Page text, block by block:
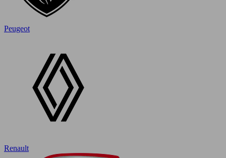
Peugeot
Renault